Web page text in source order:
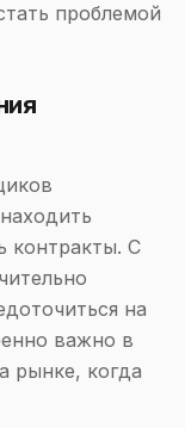
проблемой
контракты. С
на
важно в
рынке, когда